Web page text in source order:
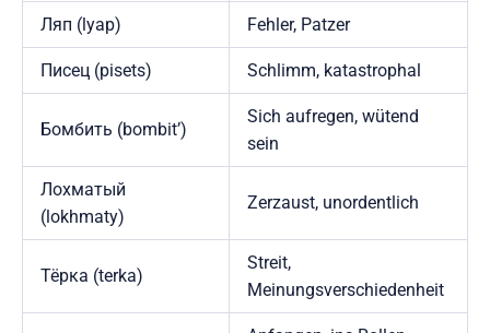
Ляп (lyap) Fehler, Patzer
Писец (pisets) Schlimm, katastrophal
Бомбить (bombit’)
Sich aufregen, wütend
sein
Лохматый
(lokhmaty)
Zerzaust, unordentlich
Тёрка (terka)
Streit,
Meinungsverschiedenheit